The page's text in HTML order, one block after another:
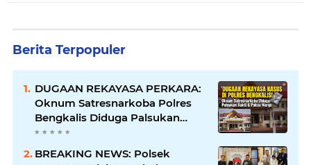
Berita Terpopuler
DUGAAN REKAYASA PERKARA:
Oknum Satresnarkoba Polres
Bengkalis Diduga Palsukan
Barang Bukti Hingga Paksa
BREAKING NEWS: Polsek